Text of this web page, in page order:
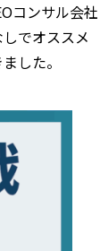
コンサル会社
でオススメ
した。